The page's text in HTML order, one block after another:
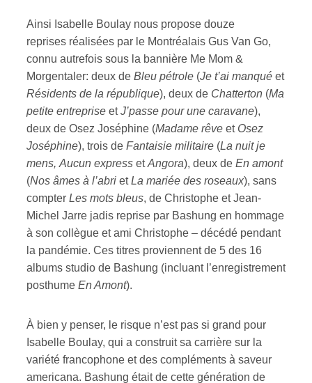
Ainsi Isabelle Boulay nous propose douze
reprises réalisées par le Montréalais Gus Van Go,
connu autrefois sous la bannière Me Mom &
Morgentaler: deux de Bleu pétrole (Je t’ai manqué et
Résidents de la république), deux de Chatterton (Ma
petite entreprise etJ’passe pour une caravane),
deux de Osez Joséphine (Madame rêve et Osez
Joséphine), trois de Fantaisie militaire (La nuit je
mens, Aucun express etAngora), deux de En amont
(Nos âmes à l’abri etLa mariée des roseaux), sans
compter Les mots bleus, de Christophe et Jean-
Michel Jarre jadis reprise par Bashung en hommage
à son collègue et ami Christophe – décédé pendant
la pandémie. Ces titres proviennent de 5 des 16
albums studio de Bashung (incluant l’enregistrement
posthume En Amont).
À bien y penser, le risque n’est pas si grand pour
Isabelle Boulay, qui a construit sa carrière sur la
variété francophone et des compléments à saveur
americana. Bashung était de cette génération de